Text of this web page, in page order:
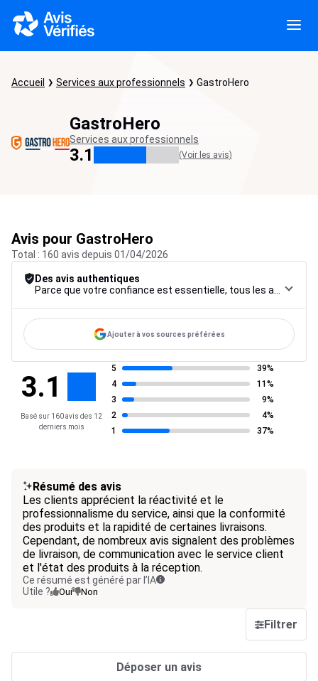
Accueil Services aux professionnels GastroHero
GastroHero
Services aux professionnels
3.1 (Voir les avis)
Avis pour GastroHero
Total : 160 avis depuis 01/04/2026
Des avis authentiques
Ajouter à vos sources préférées
3.1
Basé sur 160 avis des 12
derniers mois
5
39%
4
11%
3
9%
2
4%
1
37%
Résumé des avis
Les clients apprécient la réactivité et le
professionnalisme du service, ainsi que la conformité
des produits et la rapidité de certaines livraisons.
Cependant, de nombreux avis signalent des problèmes
de livraison, de communication avec le service client
et l'état des produits à la réception.
Ce résumé est généré par l’IA
Utile ?
Oui Non
Filtrer
Déposer un avis